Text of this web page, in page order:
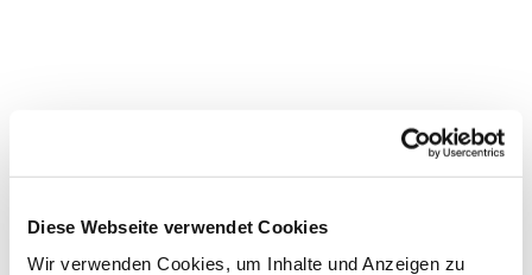
Diese Webseite verwendet Cookies
Wir verwenden Cookies, um Inhalte und Anzeigen zu